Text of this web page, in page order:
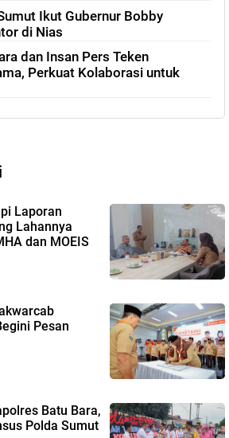
Ikut Gubernur Bobby
di Nias
dan Insan Pers Teken
Perkuat Kolaborasi untuk
Laporan
Lahannya
dan MOEIS
Pesan
Batu Bara,
Polda Sumut